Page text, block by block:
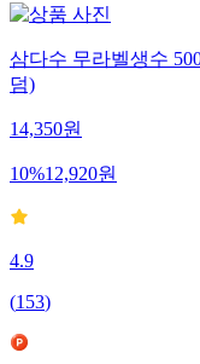
삼다수 무라벨생수
덤)
14,350원
10%12,920원
4.9
(153)